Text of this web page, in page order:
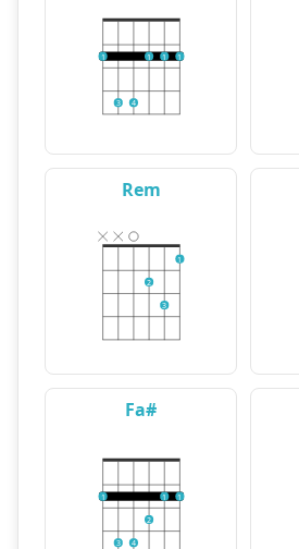
1
3 4
1 1 1
Rem
2
3
1
Fa#
1
3 4
2
1 1